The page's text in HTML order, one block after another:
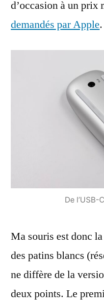
d’occasion à un prix
demandés par Apple.
De l’USB-
Ma souris est donc
des patins blancs
ne diffère de la
deux points. Le